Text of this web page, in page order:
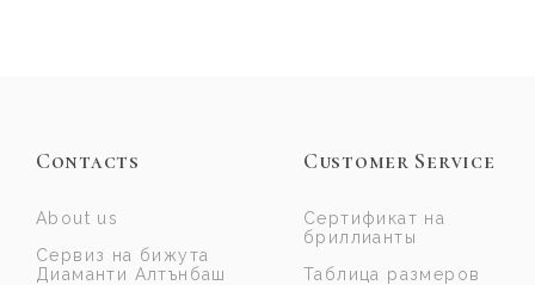
Contacts
About us
Сервиз на бижута
Диаманти Алтънбаш
Customer Service
Сертификат на
бриллианты
Таблица размеров